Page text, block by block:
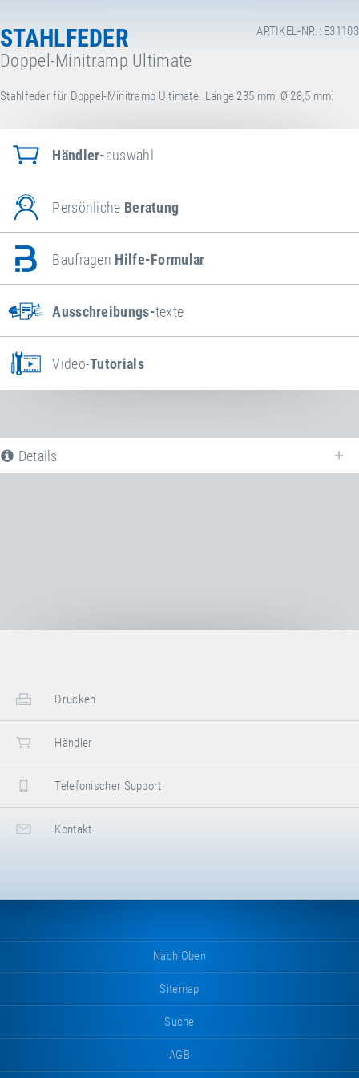
ARTIKEL-NR.: E31103
STAHLFEDER
Doppel-Minitramp Ultimate
Stahlfeder für Doppel-Minitramp Ultimate. Länge 235 mm, Ø 28,5 mm.
Händler-auswahl
Persönliche Beratung
Baufragen Hilfe-Formular
Ausschreibungs-texte
Video-Tutorials
Details
Drucken
Händler
Telefonischer Support
Kontakt
Nach Oben
Sitemap
Suche
AGB